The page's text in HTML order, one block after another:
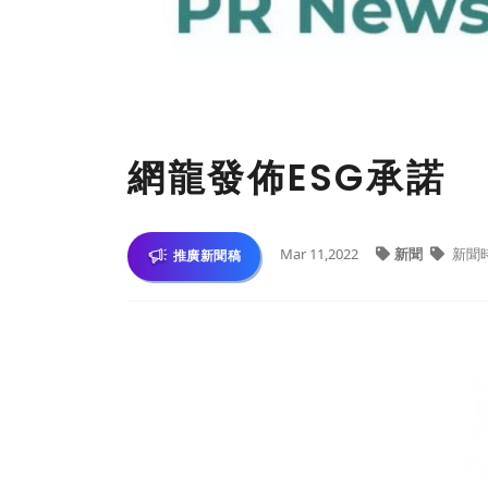
網龍發佈ESG承諾
推廣新聞稿 Mar 11,2022 新聞 新聞